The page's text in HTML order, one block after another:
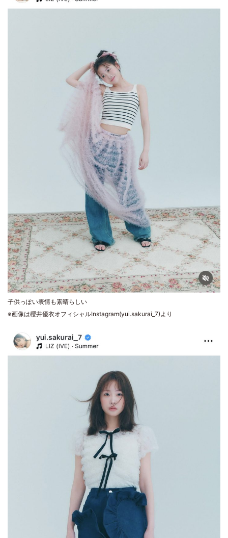
子供っぽい表情も素晴らしい
※画像は櫻井優衣オフィシャルInstagram(yui.sakurai_7)より